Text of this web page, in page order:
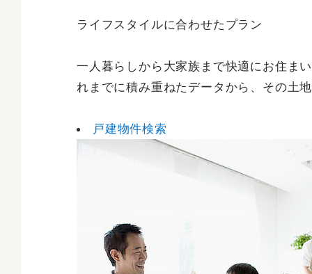
ライフスタイルに合わせたプラン
一人暮らしから大家族まで快適にお住ま
れまでに積み重ねたデータから、その土
戸建物件検索